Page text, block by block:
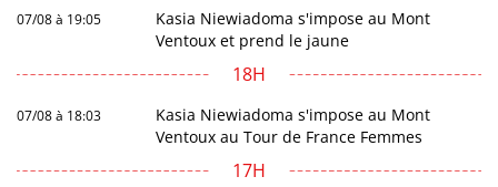
07/08 à 19:05
Kasia Niewiadoma s'impose au Mont
Ventoux et prend le jaune
18H
07/08 à 18:03
Kasia Niewiadoma s'impose au Mont
Ventoux au Tour de France Femmes
17H